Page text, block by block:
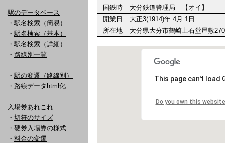
駅のデータベース
・ 駅名検索（簡易）
・ 駅名検索（基本）
・駅名検索（詳細）
・ 路線別一覧
・ 駅の変遷（路線別）
・ 路線データhtml化
入場券あれこれ
・ 切符のサイズ
・ 硬券入場券の様式
・ 料金の変遷
国鉄時
大分鉄道管理局 【オイ】
開業日
大正3(1914)年 4月 1日
所在地
大分県大分市鶴崎上石堂屋敷